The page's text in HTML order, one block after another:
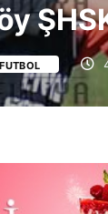
FUTBOL